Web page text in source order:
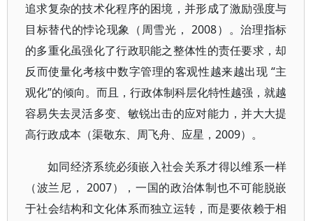
追求复杂的技术化程序的困境，并形成了激励强度与
目标替代的悖论现象（周雪光， 2008）。治理指标
的多重化虽强化了行政职能之整体性的责任要求，却
反而使量化考核中数字管理的客观性越来越出现 “主
观化”的倾向。而且，行政体制科层化特性越强，就越
容易失去灵活多变、敏锐出击的应对能力，并大大提
高行政成本（渠敬东、周飞舟、应星，2009）。
如同经济系统必须嵌入社会关系才得以维系一样
（波兰尼， 2007），一国的政治体制也不可能脱嵌
于社会结构和文化体系而独立运转，而是要依赖于相